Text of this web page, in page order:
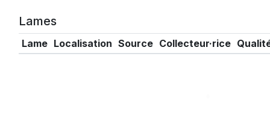
Lames
Lame Localisation Source Collecteur·rice